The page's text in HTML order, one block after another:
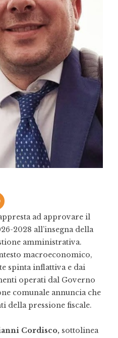
ad approvare il
2028 all’insegna della
amministrativa.
macroeconomico,
spinta inflattiva e dai
operati dal Governo
comunale annuncia che
della pressione fiscale.
Cordisco, sottolinea